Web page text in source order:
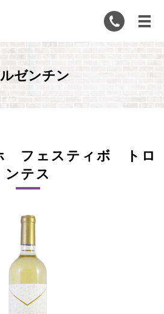
ゼンチン
フェスティボ トロ
ンテス